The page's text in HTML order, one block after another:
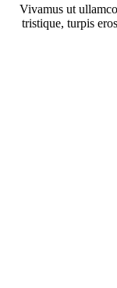
Vivamus ut
tristique, turpis